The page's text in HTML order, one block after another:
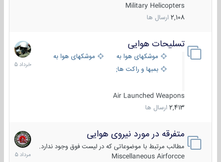
Military Helicopters
2,108 ارسال ها
تسلیحات هوایی
موشکهای هوا به هوا
موشکهای هوا به سطح
بمبها و راکت های هوایی
Air Launched Weapons
2,413 ارسال ها
30
خرداد
1405
متفرقه در مورد نیروی هوایی
مطالب مرتبط با موضوعاتی که در لیست فوق وجود ندارد.
Miscellaneous Airforcce
7
مرداد
1405